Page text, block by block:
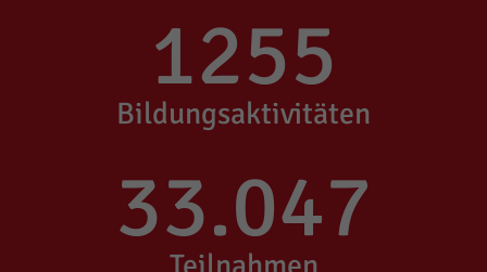
1255
Bildungsaktivitäten
33.047